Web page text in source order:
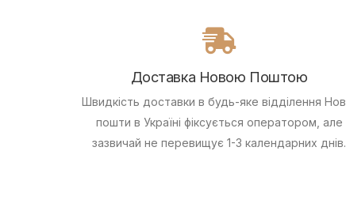
Доставка Новою Поштою
Швидкість доставки в будь-яке відділення
пошти в Україні фіксується оператором, але
зазвичай не перевищує 1-3 календарних днів.